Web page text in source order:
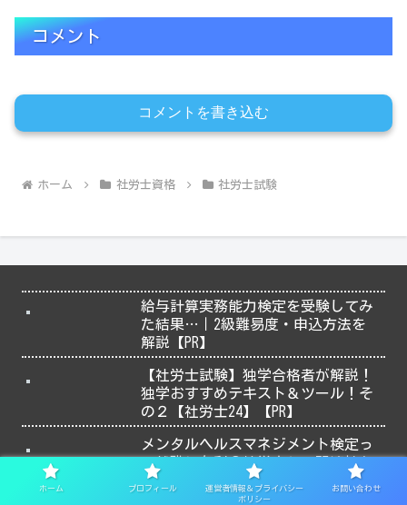
コメント
コメントを書き込む
ホーム 社労士資格 社労士試験
給与計算実務能力検定を受験してみ
た結果…｜2級難易度・申込方法を
解説【PR】
【社労士試験】独学合格者が解説！
独学おすすめテキスト＆ツール！そ
の２【社労士24】【PR】
メンタルヘルスマネジメント検定っ
て就職に有利？社労士との関連性も
解説【PR】
ホーム プロフィール
運営者情報＆プライバシー
ポリシー
お問い合わせ